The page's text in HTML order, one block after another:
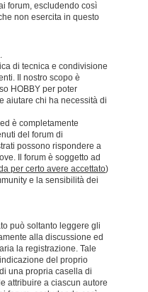
forum, escludendo così
non esercita in questo
di tecnica e condivisione
Il nostro scopo è
HOBBY per poter
aiutare chi ha necessità di
è completamente
del forum di
possono rispondere a
Il forum è soggetto ad
per certo avere accettato)
e la sensibilità dei
può soltanto leggere gli
alla discussione ed
la registrazione. Tale
del proprio
una propria casella di
attribuire a ciascun autore